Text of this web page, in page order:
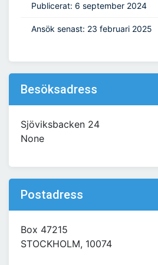
Publicerat: 6 september 2024
Ansök senast: 23 februari 2025
Besöksadress
Sjöviksbacken 24
None
Postadress
Box 47215
STOCKHOLM, 10074